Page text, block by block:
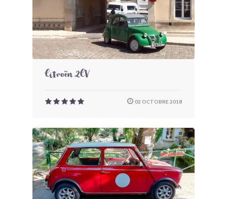
Citroën 2CV
02 OCTOBRE 2018